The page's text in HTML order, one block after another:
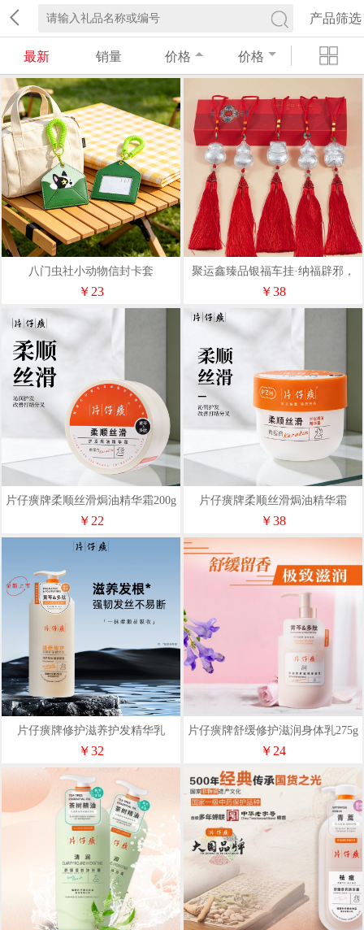
产品筛选
最新 销量 价格 价格
八门虫社小动物信封卡套
￥23
聚运鑫臻品银福车挂·纳福辟邪，
一路平安
￥38
片仔癀牌柔顺丝滑焗油精华霜200g
￥22
片仔癀牌柔顺丝滑焗油精华霜
500ml
￥38
片仔癀牌修护滋养护发精华乳
515ml
￥32
片仔癀牌舒缓修护滋润身体乳275g
￥24